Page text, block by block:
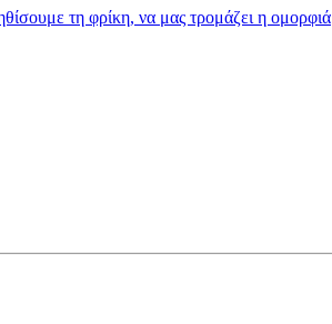
τη φρίκη, να μας τρομάζει η ομορφιά